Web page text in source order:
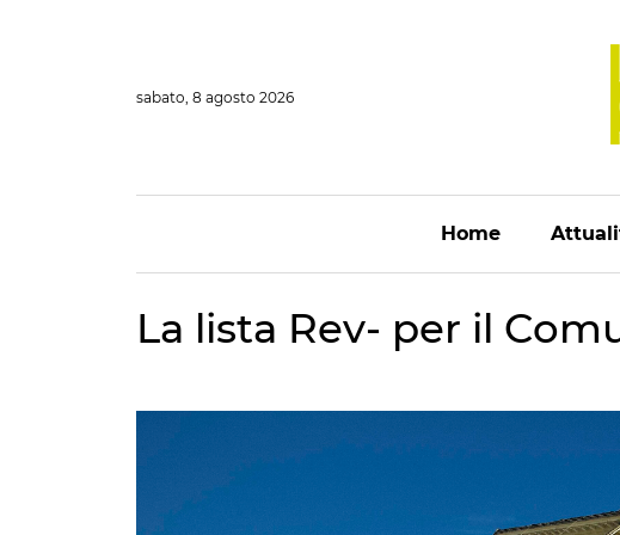
sabato, 8 agosto 2026
Home
La lista Rev- per il